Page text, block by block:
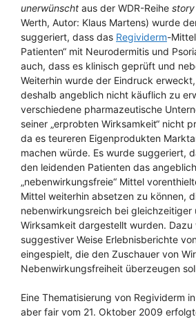
unerwünscht aus der WDR-Reihe story
Werth, Autor: Klaus Martens) wurde
suggeriert, dass das Regividerm-
Patienten“ mit Neurodermitis und
auch, dass es klinisch geprüft und
Weiterhin wurde der Eindruck
deshalb angeblich nicht käuflich zu
verschiedene pharmazeutische
seiner „erprobten Wirksamkeit“ nicht
da es teureren Eigenprodukten
machen würde. Es wurde suggeriert,
den leidenden Patienten das angeblich
„nebenwirkungsfreie“ Mittel
Mittel weiterhin absetzen zu können,
nebenwirkungsreich bei gleichzeitiger
Wirksamkeit dargestellt wurden. Dazu
suggestiver Weise Erlebnisberichte
eingespielt, die den Zuschauer von
Nebenwirkungsfreiheit überzeugen
Eine Thematisierung von Regividerm
aber fair vom 21. Oktober 2009